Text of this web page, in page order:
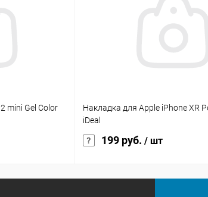
mini Gel Color
Накладка для Apple iPhone XR
iDeal
199 руб. / шт